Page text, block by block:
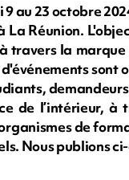
9 au 23 octobre
La Réunion.
travers la
sont
de l’intérieur,
de
Nous publions